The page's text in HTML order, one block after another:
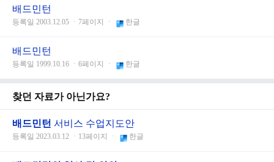
배드민턴
등록일 2003.12.05 ㆍ7페이지 ㆍ 한글
배드민턴
등록일 1999.10.16 ㆍ6페이지 ㆍ 한글
찾던 자료가 아닌가요?
배드민턴 서비스 수업지도안
등록일 2023.03.12 ㆍ13페이지 ㆍ 한글